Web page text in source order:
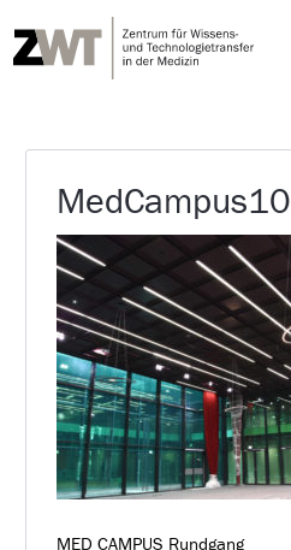
MedCampus10
MED CAMPUS Rundgang